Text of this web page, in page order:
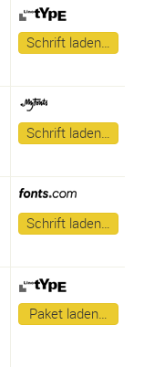
Schrift laden…
Schrift laden…
Schrift laden…
Paket laden…